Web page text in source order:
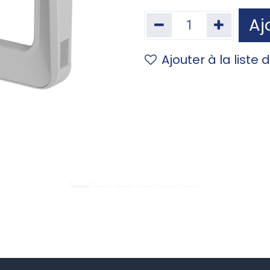
Ajouter à la liste